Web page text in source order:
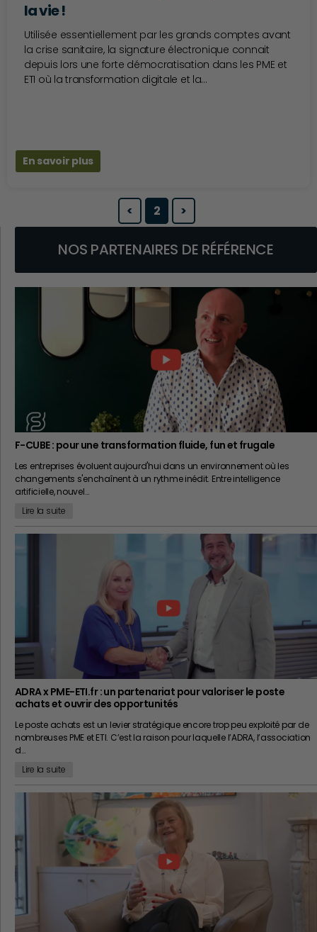
la vie !
Utilisée essentiellement par les grands comptes avant
la crise sanitaire, la signature électronique connait
depuis lors une forte démocratisation dans les PME et
ETI où la transformation digitale et la...
En savoir plus
< 2 >
NOS PARTENAIRES DE RÉFÉRENCE
F-CUBE : pour une transformation fluide, fun et frugale
Les entreprises évoluent aujourd'hui dans un environnement où les
changements s'enchaînent à un rythme inédit. Entre intelligence
artificielle, nouvel…
Lire la suite
ADRA x PME-ETI.fr : un partenariat pour valoriser le poste
achats et ouvrir des opportunités
Le poste achats est un levier stratégique encore trop peu exploité par de
nombreuses PME et ETI. C’est la raison pour laquelle l’ADRA, l’association
d…
Lire la suite